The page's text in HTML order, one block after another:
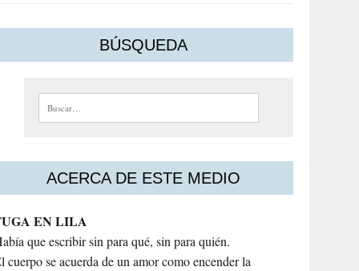
BÚSQUEDA
Buscar:
ACERCA DE ESTE MEDIO
EN LILA
que escribir sin para qué, sin para quién.
cuerpo se acuerda de un amor como encender la